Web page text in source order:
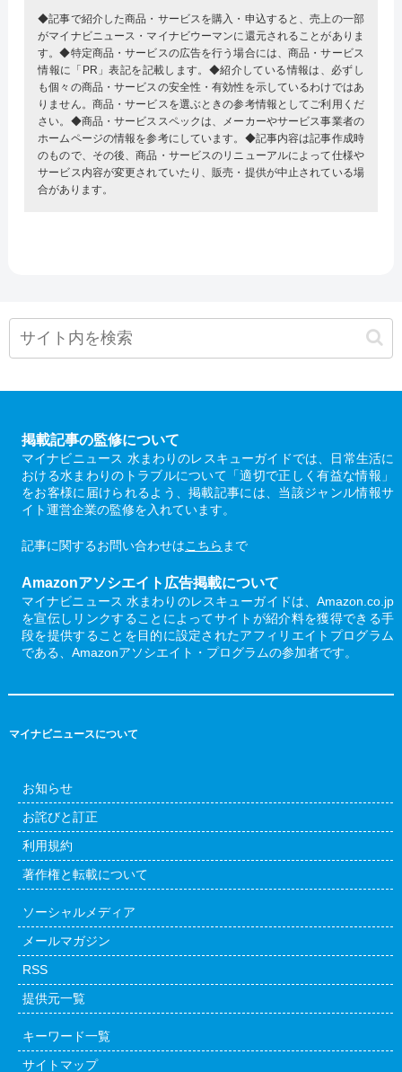
◆記事で紹介した商品・サービスを購入・申込すると、売上の一部
がマイナビニュース・マイナビウーマンに還元されることがありま
す。◆特定商品・サービスの広告を行う場合には、商品・サービス
情報に「PR」表記を記載します。◆紹介している情報は、必ずし
も個々の商品・サービスの安全性・有効性を示しているわけではあ
りません。商品・サービスを選ぶときの参考情報としてご利用くだ
さい。◆商品・サービススペックは、メーカーやサービス事業者の
ホームページの情報を参考にしています。◆記事内容は記事作成時
のもので、その後、商品・サービスのリニューアルによって仕様や
サービス内容が変更されていたり、販売・提供が中止されている場
合があります。
掲載記事の監修について
マイナビニュース 水まわりのレスキューガイドでは、日常生活に
おける水まわりのトラブルについて「適切で正しく有益な情報」
をお客様に届けられるよう、掲載記事には、当該ジャンル情報サ
イト運営企業の監修を入れています。
記事に関するお問い合わせはこちら まで
Amazonアソシエイト広告掲載について
マイナビニュース 水まわりのレスキューガイドは、Amazon.co.jp
を宣伝しリンクすることによってサイトが紹介料を獲得できる手
段を提供することを目的に設定されたアフィリエイトプログラム
である、Amazonアソシエイト・プログラムの参加者です。
マイナビニュースについて
お知らせ
お詫びと訂正
利用規約
著作権と転載について
ソーシャルメディア
メールマガジン
RSS
提供元一覧
キーワード一覧
サイトマップ